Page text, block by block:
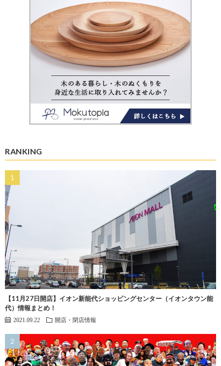
RANKING
【11月27日開店】イオン新能代ショッピングセンター（イオンタウン能
代）情報まとめ！
2021.09.22 開店・閉店情報